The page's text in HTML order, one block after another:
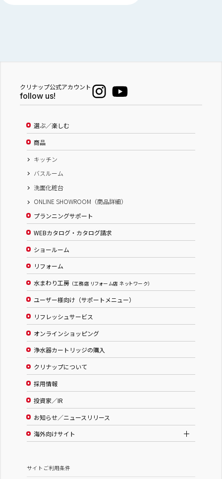
クリナップ公式アカウント
follow us!
選ぶ／楽しむ
商品
キッチン
バスルーム
洗面化粧台
ONLINE SHOWROOM（商品詳細）
プランニングサポート
WEBカタログ・カタログ請求
ショールーム
リフォーム
水まわり工房 （工務店 リフォーム店 ネットワーク）
ユーザー様向け（サポートメニュー）
リフレッシュサービス
オンラインショッピング
浄水器カートリッジの購入
クリナップについて
採用情報
投資家／IR
お知らせ／ニュースリリース
海外向けサイト
サイトご利用条件